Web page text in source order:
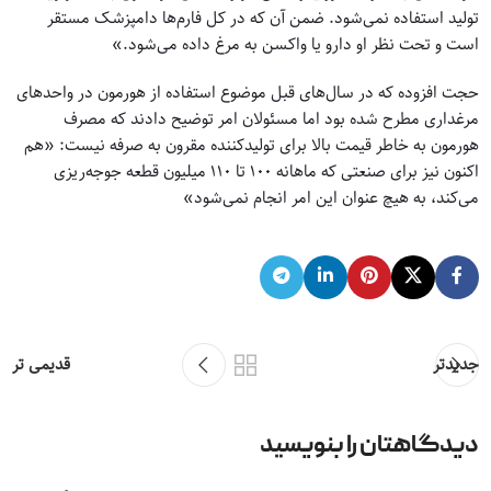
تولید استفاده نمی‌شود. ضمن آن که در کل فارم‌ها دامپزشک مستقر
است و تحت نظر او دارو یا واکسن به مرغ داده می‌شود.»
حجت افزوده که در سال‌های قبل موضوع استفاده از هورمون در واحد‌های
مرغداری مطرح شده بود اما مسئولان امر توضیح دادند که مصرف
هورمون به خاطر قیمت بالا برای تولیدکننده مقرون به صرفه نیست: «هم
اکنون نیز برای صنعتی که ماهانه ۱۰۰ تا ۱۱۰ میلیون قطعه جوجه‌ریزی
می‌کند، به هیچ عنوان این امر انجام نمی‌شود»
جدیدتر قدیمی تر
دیدگاهتان را بنویسید